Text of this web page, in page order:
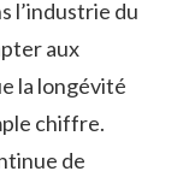
l’industrie du
aux
la longévité
chiffre.
de